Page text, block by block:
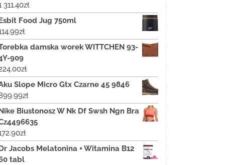
311.40zł
Food Jug 750ml
zł
damska worek WITTCHEN 93-
909
zł
Slope Micro Gtx Czarne 45 9846
zł
Biustonosz W Nk Df Swsh Ngn Bra
zł
Jacobs Melatonina + Witamina B12
tabl